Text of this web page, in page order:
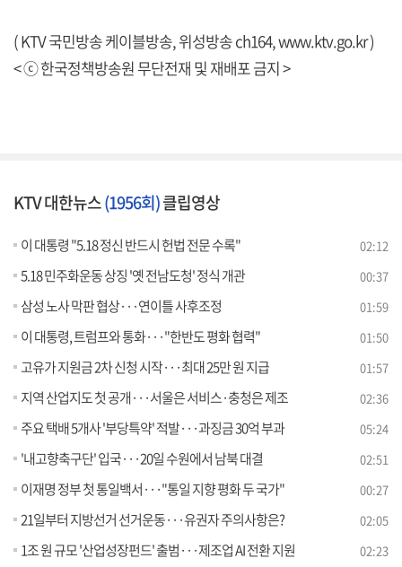
( KTV 국민방송 케이블방송, 위성방송 ch164,www.ktv.go.kr)
< ⓒ 한국정책방송원 무단전재 및 재배포 금지 >
KTV 대한뉴스(1956회)클립영상
이 대통령 "5.18 정신 반드시 헌법 전문 수록" 02:12
5.18 민주화운동 상징 '옛 전남도청' 정식 개관 00:37
삼성 노사 막판 협상···연이틀 사후조정 01:59
이 대통령, 트럼프와 통화···"한반도 평화 협력" 01:50
고유가 지원금 2차 신청 시작···최대 25만 원 지급 01:57
지역 산업지도 첫 공개···서울은 서비스·충청은 제조 02:36
주요 택배 5개사 '부당특약' 적발···과징금 30억 부과 05:24
'내고향축구단' 입국···20일 수원에서 남북 대결 02:51
이재명 정부 첫 통일백서···"통일 지향 평화 두 국가" 00:27
21일부터 지방선거 선거운동···유권자 주의사항은? 02:05
1조 원 규모 '산업성장펀드' 출범···제조업 AI 전환 지원 02:23